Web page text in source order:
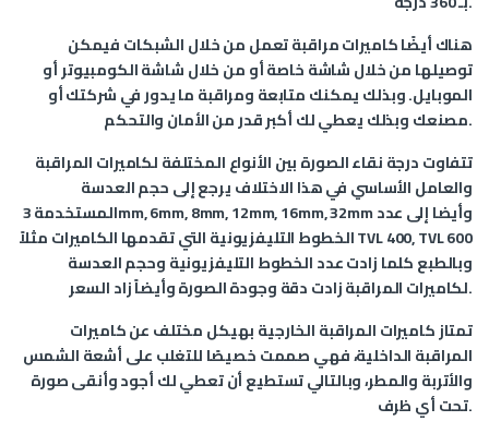
هناك أيضًا كاميرات مراقبة تعمل من خلال الشبكات فيمكن
توصيلها من خلال شاشة خاصة أو من خلال شاشة الكومبيوتر أو
الموبايل. وبذلك يمكنك متابعة ومراقبة ما يدور في شركتك أو
مصنعك وبذلك يعطي لك أكبر قدر من الأمان والتحكم.
تتفاوت درجة نقاء الصورة بين الأنواع المختلفة لكاميرات المراقبة
والعامل الأساسي في هذا الاختلاف يرجع إلى حجم العدسة
المستخدمة 3mm, 6mm, 8mm, 12mm, 16mm, 32mm وأيضا إلى عدد
الخطوط التليفزيونية التي تقدمها الكاميرات مثلاً TVL 400, TVL 600
وبالطبع كلما زادت عدد الخطوط التليفزيونية وحجم العدسة
لكاميرات المراقبة زادت دقة وجودة الصورة وأيضاً زاد السعر.
تمتاز كاميرات المراقبة الخارجية بهيكل مختلف عن كاميرات
المراقبة الداخلية، فهي صممت خصيصًا للتغلب على أشعة الشمس
والأتربة والمطر، وبالتالي تستطيع أن تعطي لك أجود وأنقى صورة
تحت أي ظرف.